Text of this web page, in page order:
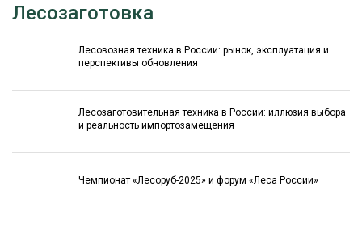
Лесозаготовка
Лесовозная техника в России: рынок, эксплуатация и
перспективы обновления
Лесозаготовительная техника в России: иллюзия выбора
и реальность импортозамещения
Чемпионат «Лесоруб-2025» и форум «Леса России»